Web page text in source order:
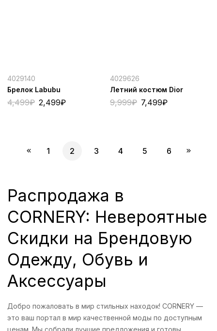
4029140
Брелок Labubu
4,499₽ 2,499₽
4029626
Летний костюм Dior
9,999₽ 7,499₽
1 2 3 4 5 6
Распродажа в
CORNERY: Невероятные
Скидки на Брендовую
Одежду, Обувь и
Аксессуары
Добро пожаловать в мир стильных находок! CORNERY —
это ваш портал в мир качественной моды по доступным